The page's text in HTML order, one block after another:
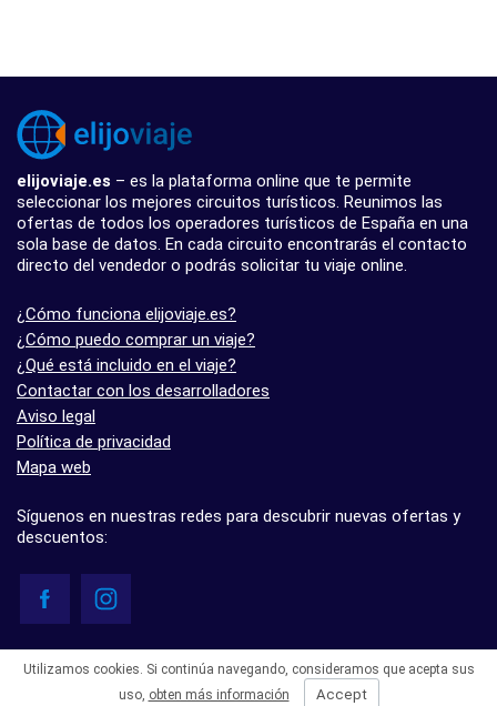
elijoviaje.es – es la plataforma online que te permite
seleccionar los mejores circuitos turísticos. Reunimos las
ofertas de todos los operadores turísticos de España en una
sola base de datos. En cada circuito encontrarás el contacto
directo del vendedor o podrás solicitar tu viaje online.
¿Cómo funciona elijoviaje.es?
¿Cómo puedo comprar un viaje?
¿Qué está incluido en el viaje?
Contactar con los desarrolladores
Aviso legal
Política de privacidad
Mapa web
Síguenos en nuestras redes para descubrir nuevas ofertas y
descuentos:
- 5.0 basado en 7 opiniones
Utilizamos cookies. Si continúa navegando, consideramos que acepta sus
uso, obten más información Accept